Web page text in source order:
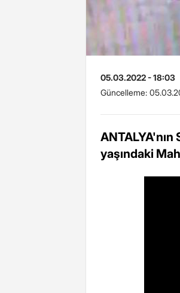
05.03.2022 - 18:03
Güncelleme:
yaşındaki